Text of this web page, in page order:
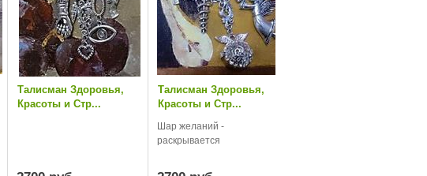
Талисман Здоровья,
Красоты и Стр...
Талисман Здоровья,
Красоты и Стр...
Шар желаний -
раскрывается